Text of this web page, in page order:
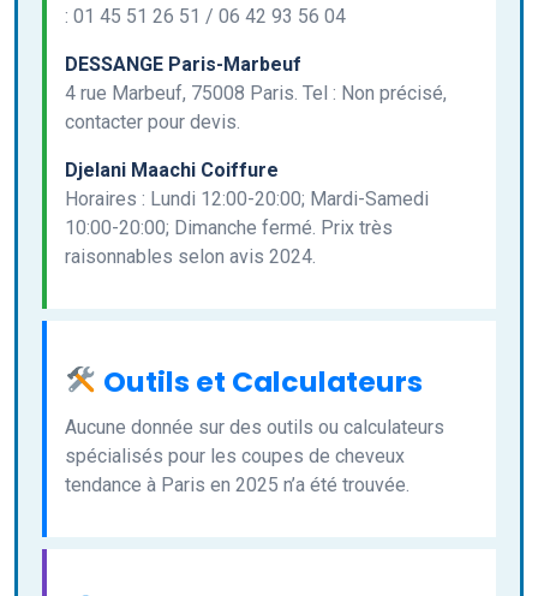
: 01 45 51 26 51 / 06 42 93 56 04
DESSANGE Paris-Marbeuf
4 rue Marbeuf, 75008 Paris. Tel : Non précisé,
contacter pour devis.
Djelani Maachi Coiffure
Horaires : Lundi 12:00-20:00; Mardi-Samedi
10:00-20:00; Dimanche fermé. Prix très
raisonnables selon avis 2024.
Outils et Calculateurs
Aucune donnée sur des outils ou calculateurs
spécialisés pour les coupes de cheveux
tendance à Paris en 2025 n’a été trouvée.